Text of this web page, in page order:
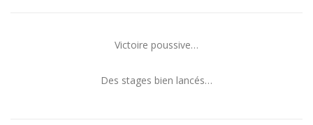
Victoire poussive…
Des stages bien lancés…